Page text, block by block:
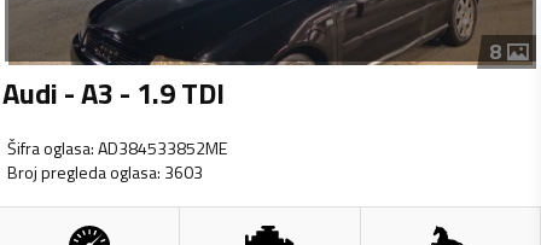
8
Audi - A3 - 1.9 TDI
Šifra oglasa:AD384533852ME
Broj pregleda oglasa: 3603